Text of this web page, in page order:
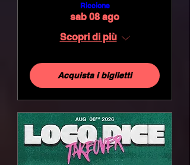
Riccione
sab 08 ago
Scopri di più
Acquista i biglietti